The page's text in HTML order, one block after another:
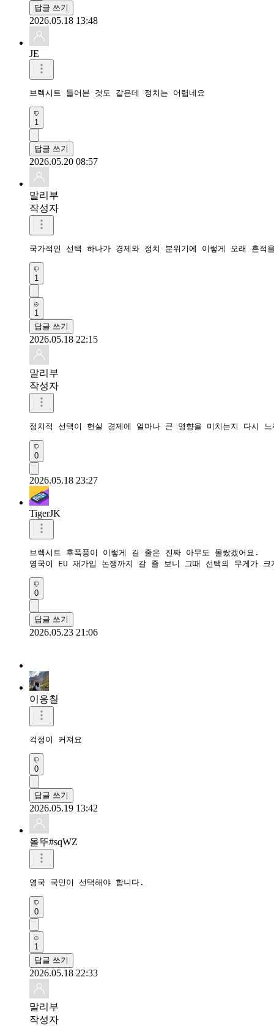
답글 쓰기
2026.05.18 13:48
JE
브렉시트 들어본 것도 같은데 정치는 어렵네요
1
답글 쓰기
2026.05.20 08:57
말리부
작성자
국가적인 선택 하나가 경제와 정치 분위기에 이렇게 오래 흔적
1
1
답글 쓰기
2026.05.18 22:15
말리부
작성자
정치적 선택이 현실 경제에 얼마나 큰 영향을 미치는지 다시 느
0
2026.05.18 23:27
TigerJK
브렉시트 후폭풍이 이렇게 길 줄은 진짜 아무도 몰랐겠어요.
영국이 EU 재가입 논쟁까지 갈 줄 보니 그때 선택의 무게가
0
답글 쓰기
2026.05.23 21:06
이응칠
0
답글 쓰기
2026.05.19 13:42
올뚜#sqWZ
영국 국민이 선택해야 합니다.
0
1
답글 쓰기
2026.05.18 22:33
말리부
작성자